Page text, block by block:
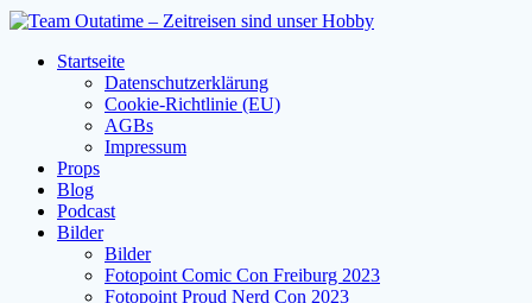
Startseite
Datenschutzerklärung
Cookie-Richtlinie (EU)
AGBs
Impressum
Props
Blog
Podcast
Bilder
Bilder
Fotopoint Comic Con Freiburg 2023
Fotopoint Proud Nerd Con 2023